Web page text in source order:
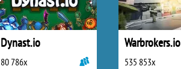
Dynast.io
80 786x
Warbrokers.io
535 853x